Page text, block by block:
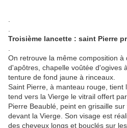
Troisième lancette : saint Pierre
On retrouve la même composition
d'apôtres, chapelle voûtée d'ogives
tenture de fond jaune à rinceaux.
Saint Pierre, à manteau rouge, tient
tend vers la Vierge le vitrail offert
Pierre Beaublé, peint en grisaille
devant la Vierge. Son visage est
des cheveux longs et bouclés sur